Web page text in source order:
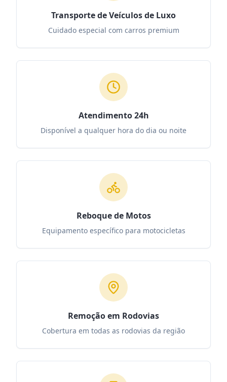
Transporte de Veículos de Luxo
Cuidado especial com carros premium
Atendimento 24h
Disponível a qualquer hora do dia ou noite
Reboque de Motos
Equipamento específico para motocicletas
Remoção em Rodovias
Cobertura em todas as rodovias da região